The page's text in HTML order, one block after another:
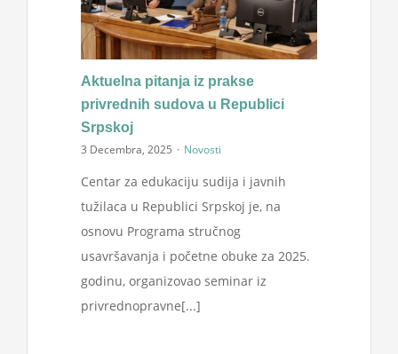
Aktuelna pitanja iz prakse
privrednih sudova u Republici
Srpskoj
3 Decembra, 2025 · Novosti
Centar za edukaciju sudija i javnih
tužilaca u Republici Srpskoj je, na
osnovu Programa stručnog
usavršavanja i početne obuke za 2025.
godinu, organizovao seminar iz
privrednopravne[...]